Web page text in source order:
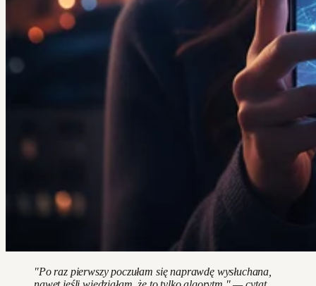
"Po raz pierwszy poczułam się naprawdę wysłuchana,